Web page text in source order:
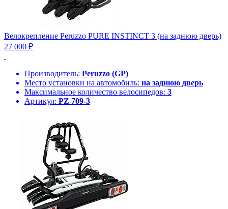
Велокрепление Peruzzo PURE INSTINCT 3 (на заднюю дверь)
27 000 ₽
Производитель: Peruzzo (GP)
Место установки на автомобиль: на заднюю дверь
Максимальное количество велосипедов: 3
Артикул: PZ 709-3